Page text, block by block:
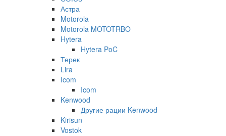
Астра
Motorola
Motorola MOTOTRBO
Hytera
Hytera PoC
Терек
Lira
Icom
Icom
Kenwood
Другие рации Kenwood
Kirisun
Vostok